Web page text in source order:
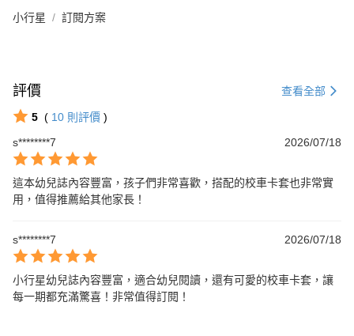
小行星 訂閱方案
評價 查看全部
5 ( 10 則評價 )
s********7
2026/07/18
這本幼兒誌內容豐富，孩子們非常喜歡，搭配的校車卡套也非常實
用，值得推薦給其他家長！
s********7 2026/07/18
小行星幼兒誌內容豐富，適合幼兒閱讀，還有可愛的校車卡套，讓
每一期都充滿驚喜！非常值得訂閱！